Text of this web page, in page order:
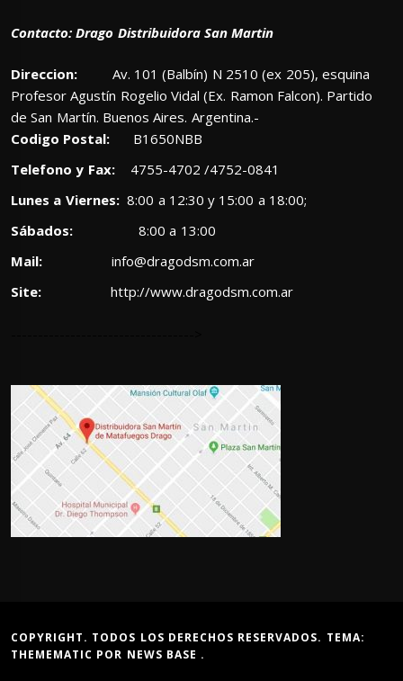
Contacto: Drago Distribuidora San Martin
Direccion: Av. 101 (Balbín) N 2510 (ex 205), esquina
Profesor Agustín Rogelio Vidal (Ex. Ramon Falcon). Partido
de San Martín. Buenos Aires. Argentina.-
Codigo Postal: B1650NBB
Telefono y Fax:4755-4702 /4752-0841
Lunes a Viernes:8:00 a 12:30 y 15:00 a 18:00;
Sábados: 8:00 a 13:00
Mail:
info@dragodsm.com.ar
Site:
http://www.dragodsm.com.ar
COPYRIGHT. TODOS LOS DERECHOS RESERVADOS. TEMA:
THEMEMATIC POR NEWS BASE .